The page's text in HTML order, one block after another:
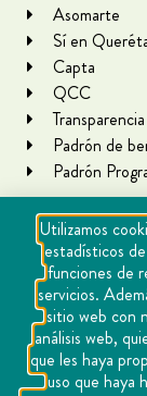
Asomarte
Sí en
Capta
QCC
Padrón de
Padrón
Utilizamos
estadísticos
funciones de
servicios.
sitio web con
análisis web,
que les haya
uso que haya